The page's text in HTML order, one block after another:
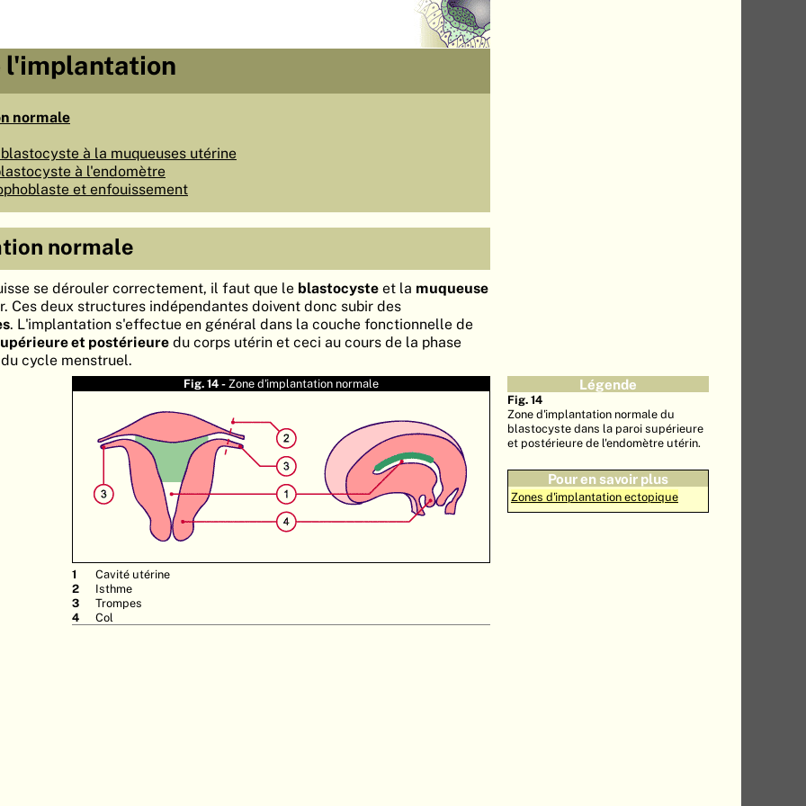
l'implantation
normale
à la muqueuses utérine
à l'endomètre
et enfouissement
normale
se dérouler correctement, il faut que le blastocyste et la muqueuse
Ces deux structures indépendantes doivent donc subir des
. L'implantation s'effectue en général dans la couche fonctionnelle de
et postérieuredu corps utérin et ceci au cours de la phase
cycle menstruel.
Fig. 14 -Zone d'implantation normale
Cavité utérine
Isthme
Trompes
Col
Légende
Fig. 14
Zone d'implantation normale du
blastocyste dans la paroi supérieure
et postérieure de l'endomètre utérin.
Pour en savoir plus
Zones d'implantation ectopique